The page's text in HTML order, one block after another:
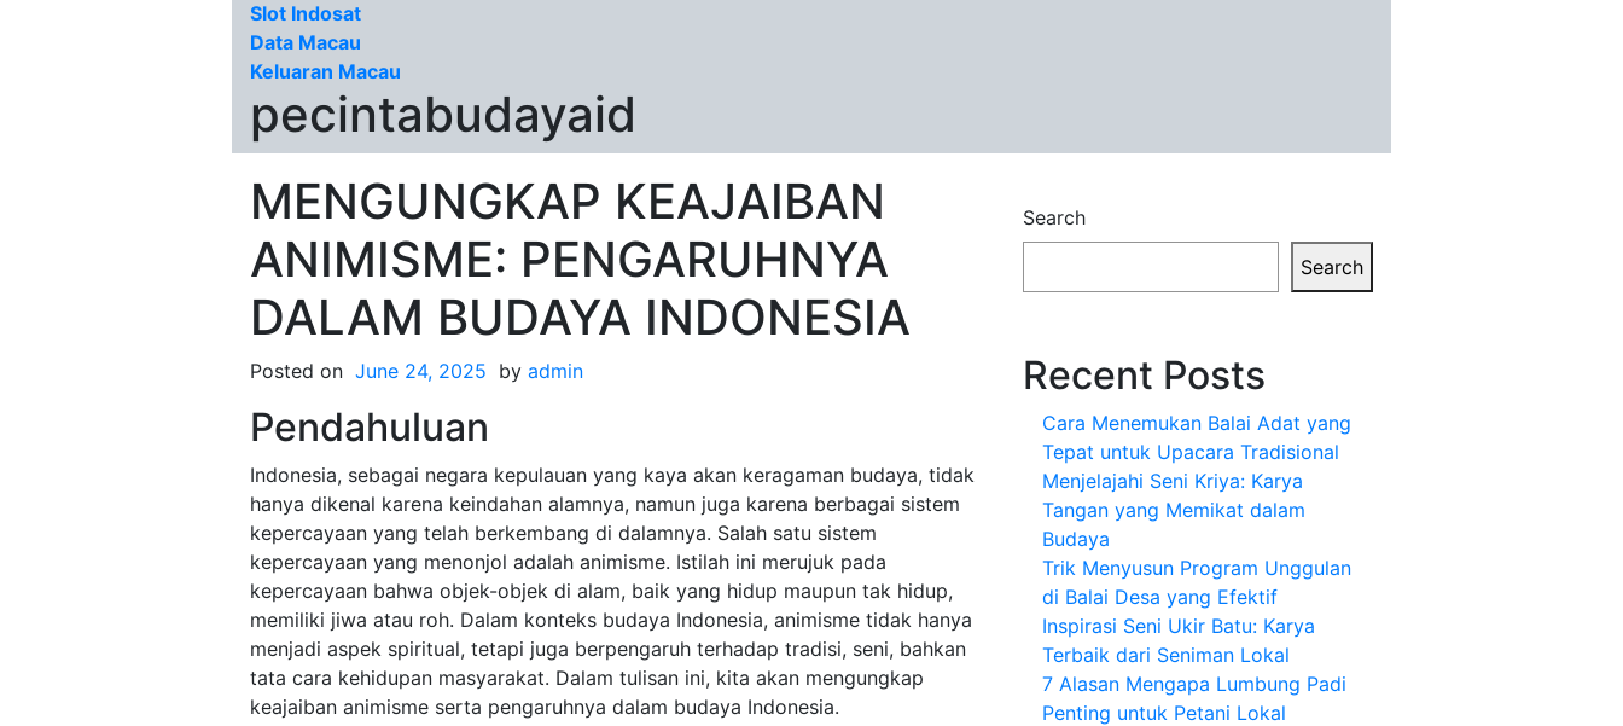
Slot Indosat
Data Macau
Keluaran Macau
pecintabudayaid
MENGUNGKAP KEAJAIBAN
ANIMISME: PENGARUHNYA
DALAM BUDAYA INDONESIA
Posted on June 24, 2025 by admin
Pendahuluan
Indonesia, sebagai negara kepulauan yang kaya akan keragaman budaya, tidak
hanya dikenal karena keindahan alamnya, namun juga karena berbagai sistem
kepercayaan yang telah berkembang di dalamnya. Salah satu sistem
kepercayaan yang menonjol adalah animisme. Istilah ini merujuk pada
kepercayaan bahwa objek-objek di alam, baik yang hidup maupun tak hidup,
memiliki jiwa atau roh. Dalam konteks budaya Indonesia, animisme tidak hanya
menjadi aspek spiritual, tetapi juga berpengaruh terhadap tradisi, seni, bahkan
tata cara kehidupan masyarakat. Dalam tulisan ini, kita akan mengungkap
keajaiban animisme serta pengaruhnya dalam budaya Indonesia.
Search
Search
Recent Posts
Cara Menemukan Balai Adat yang
Tepat untuk Upacara Tradisional
Menjelajahi Seni Kriya: Karya
Tangan yang Memikat dalam
Budaya
Trik Menyusun Program Unggulan
di Balai Desa yang Efektif
Inspirasi Seni Ukir Batu: Karya
Terbaik dari Seniman Lokal
7 Alasan Mengapa Lumbung Padi
Penting untuk Petani Lokal